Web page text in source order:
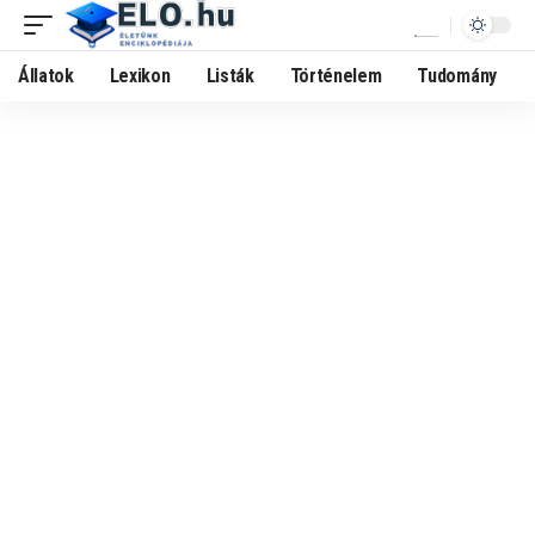
Állatok Lexikon Listák Történelem Tudomány